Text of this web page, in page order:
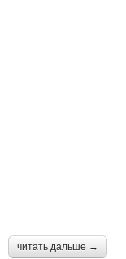
читать дальше →